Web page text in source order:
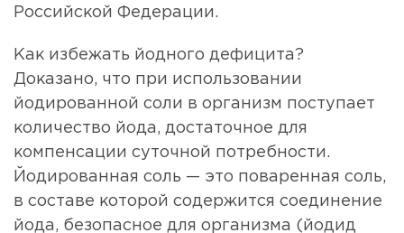
Российской Федерации.
Как избежать йодного дефицита?
Доказано, что при использовании
йодированной соли в организм поступает
количество йода, достаточное для
компенсации суточной потребности.
Йодированная соль — это поваренная соль,
в составе которой содержится соединение
йода, безопасное для организма (йодид